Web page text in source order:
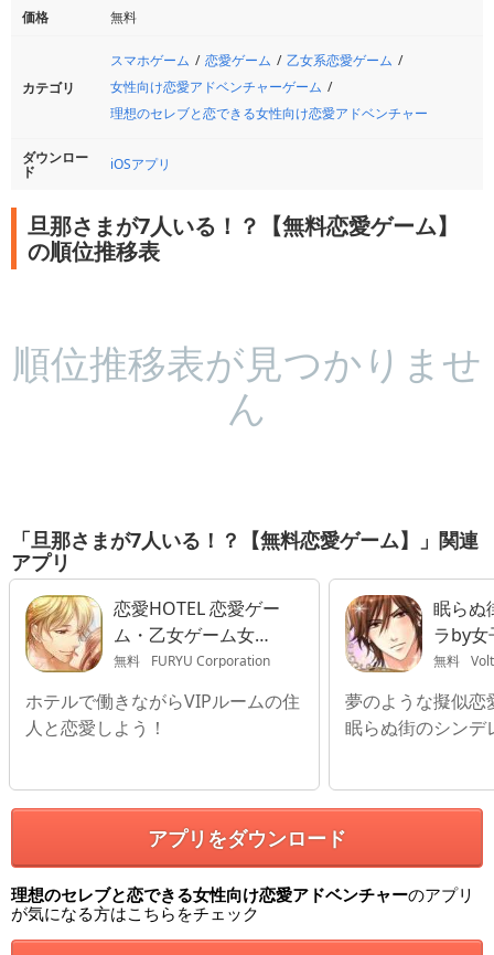
価格 無料
カテゴリ
スマホゲーム 恋愛ゲーム
乙女系恋愛ゲーム
女性向け恋愛アドベンチャーゲーム
理想のセレブと恋できる女性向け恋愛アドベンチャー
ダウンロー
ド iOSアプリ
旦那さまが7人いる！？【無料恋愛ゲーム】
の順位推移表
順位推移表が見つかりませ
ん
「旦那さまが7人いる！？【無料恋愛ゲーム】」関連
アプリ
恋愛HOTEL 恋愛ゲー
ム・乙女ゲーム女性
向け
無料 FURYU Corporation
ホテルで働きながらVIPルームの住
人と恋愛しよう！
眠らぬ
ラby女
無料
夢のような擬似恋
眠らぬ街のシンデ
アプリをダウンロード
理想のセレブと恋できる女性向け恋愛アドベンチャーのアプリ
が気になる方はこちらをチェック